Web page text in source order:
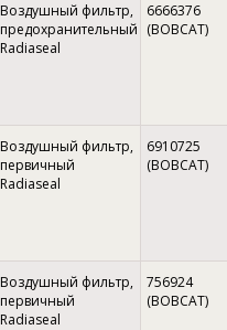
Воздушный фильтр,
предохранительный
Radiaseal
6666376
(BOBCAT)
Воздушный фильтр,
первичный
Radiaseal
6910725
(BOBCAT)
Воздушный фильтр,
первичный
Radiaseal
756924
(BOBCAT)